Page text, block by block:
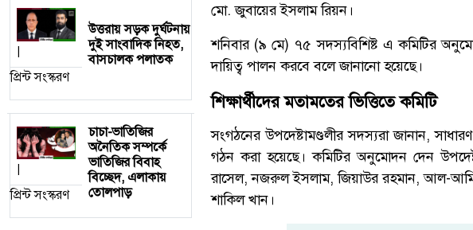
|
প্রিন্ট সংস্করণ
উত্তরায় সড়ক দুর্ঘটনায়
দুই সাংবাদিক নিহত,
বাসচালক পলাতক
|
প্রিন্ট সংস্করণ
চাচা-ভাতিজির
অনৈতিক সম্পর্কে
ভাতিজির বিবাহ
বিচ্ছেদ, এলাকায়
তোলপাড়
মো. জুবায়ের ইসলাম রিয়ন।
শনিবার (৯ মে) ৭৫ সদস্যবিশিষ্ট এ কমিটির
দায়িত্ব পালন করবে বলে জানানো হয়েছে।
শিক্ষার্থীদের মতামতের ভিত্তিতে কমিটি
সংগঠনের উপদেষ্টামণ্ডলীর সদস্যরা জানান,
গঠন করা হয়েছে। কমিটির অনুমোদন দেন
রাসেল, নজরুল ইসলাম, জিয়াউর রহমান, আল-
শাকিল খান।